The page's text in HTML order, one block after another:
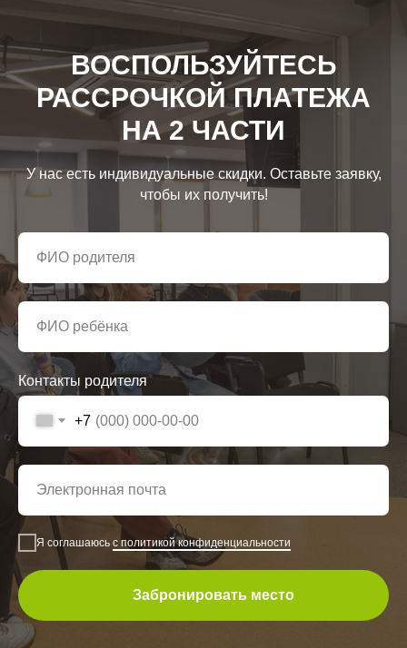
ВОСПОЛЬЗУЙТЕСЬ
РАССРОЧКОЙ ПЛАТЕЖА
НА 2 ЧАСТИ
У нас есть индивидуальные скидки. Оставьте заявку,
чтобы их получить!
Контакты родителя
+7
Я соглашаюсь с политикой конфиденциальности
Забронировать место